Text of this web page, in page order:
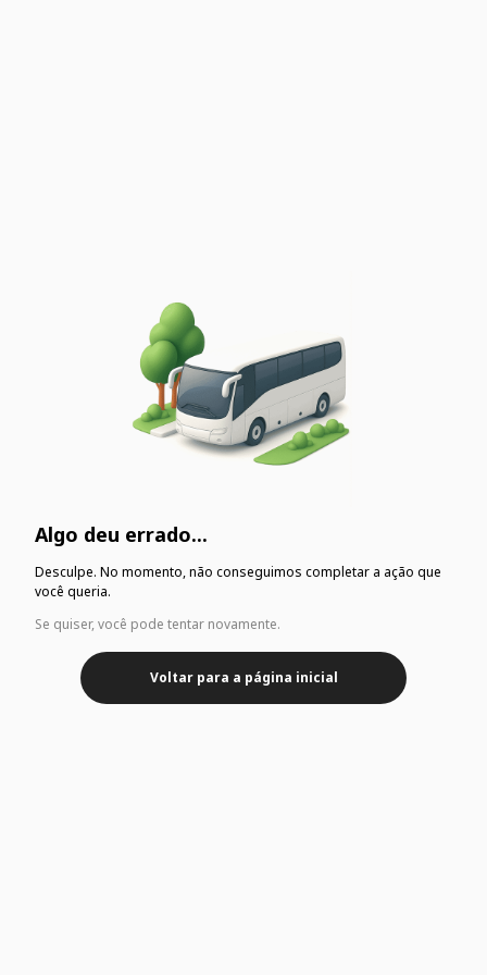
Algo deu errado...
Desculpe. No momento, não conseguimos completar a ação que
você queria.
Se quiser, você pode tentar novamente.
Voltar para a página inicial